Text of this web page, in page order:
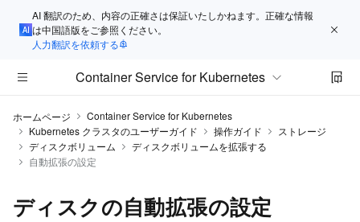
AI 翻訳のため、内容の正確さは保証いたしかねます。正確な情報
は中国語版をご参照ください。
人力翻訳を依頼する
Container Service for Kubernetes
ホームページ
Container Service for Kubernetes
Kubernetes クラスタのユーザーガイド
操作ガイド
ストレージ
ディスクボリューム
ディスクボリュームを拡張する
自動拡張の設定
ディスクの自動拡張の設定